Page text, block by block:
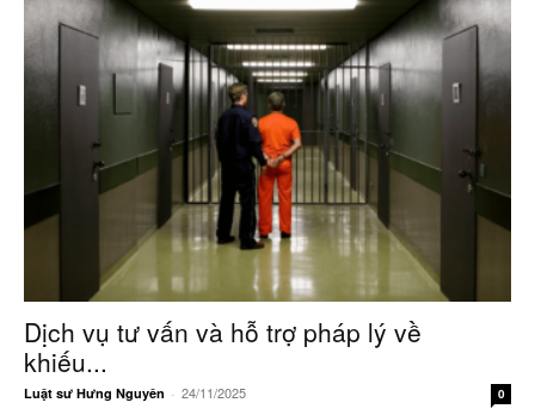
Dịch vụ tư vấn và hỗ trợ pháp lý về
khiếu...
Luật sư Hưng Nguyên - 24/11/2025 0